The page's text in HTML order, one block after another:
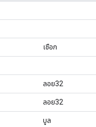
เชือก
ลอย32
ลอย32
บูล